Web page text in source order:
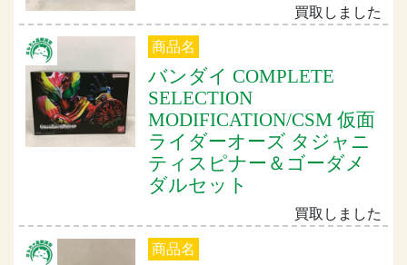
買取しました
商品名
バンダイ COMPLETE
SELECTION
MODIFICATION/CSM 仮面
ライダーオーズ タジャニ
ティスピナー＆ゴーダメ
ダルセット
買取しました
商品名